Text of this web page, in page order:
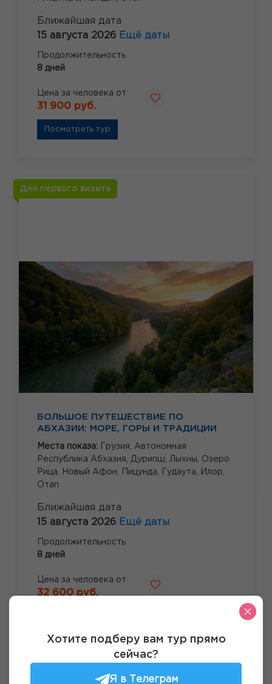
Ближайшая дата
15 августа 2026 Ещё даты
Продолжительность
8 дней
Цена за человека от
31 900 руб.
Посмотреть тур
Для первого визита
БОЛЬШОЕ ПУТЕШЕСТВИЕ ПО
АБХАЗИИ: МОРЕ, ГОРЫ И ТРАДИЦИИ
Места показа: Грузия, Автономная
Республика Абхазия, Дурипш, Лыхны, Озеро
Рица,
Новый Афон, Пицунда, Гудаута,
Илор,
Отап
Ближайшая дата
15 августа 2026 Ещё даты
Продолжительность
8 дней
Цена за человека от
32 600 руб.
Хотите подберу вам тур прямо
сейчас?
Я в Телеграм